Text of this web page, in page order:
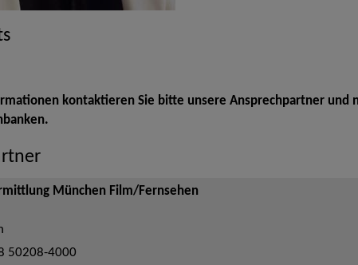
kontaktieren Sie bitte unsere Ansprechpartner und
München Film/Fernsehen
50208-4000